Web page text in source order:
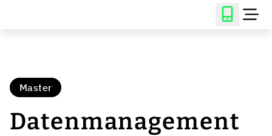
Master
Datenmanagement